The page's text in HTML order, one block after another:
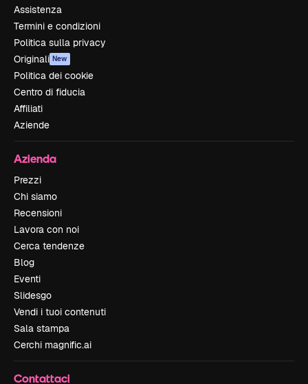
Assistenza
Termini e condizioni
Politica sulla privacy
Originali New
Politica dei cookie
Centro di fiducia
Affiliati
Aziende
Azienda
Prezzi
Chi siamo
Recensioni
Lavora con noi
Cerca tendenze
Blog
Eventi
Slidesgo
Vendi i tuoi contenuti
Sala stampa
Cerchi magnific.ai
Contattaci